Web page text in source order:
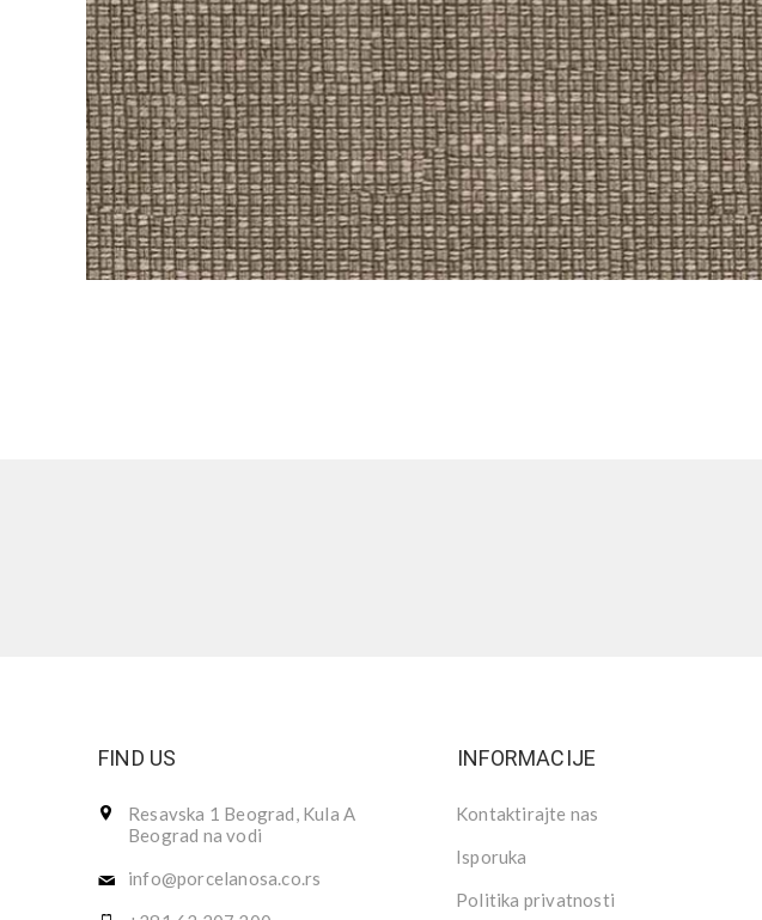
FIND US
Resavska 1 Beograd, Kula A
Beograd na vodi
info@porcelanosa.co.rs
INFORMACIJE
Kontaktirajte nas
Isporuka
Politika privatnosti